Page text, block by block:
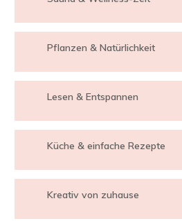
Pflanzen & Natürlichkeit
Lesen & Entspannen
Küche & einfache Rezepte
Kreativ von zuhause